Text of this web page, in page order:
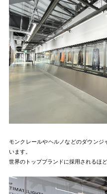
モンクレールやヘルノなどのダウンジ
います。
世界のトップブランドに採用されるほ